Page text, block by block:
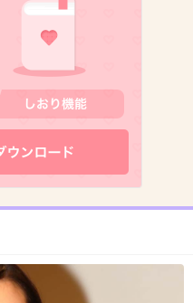
+158
る映画か。
+29
して頑張るんだろう